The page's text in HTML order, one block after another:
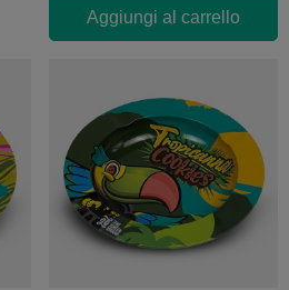
Aggiungi al carrello